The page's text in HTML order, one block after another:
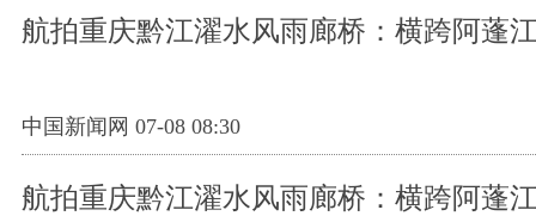
航拍重庆黔江濯水风雨廊桥：横跨阿蓬
中国新闻网 07-08 08:30
航拍重庆黔江濯水风雨廊桥：横跨阿蓬